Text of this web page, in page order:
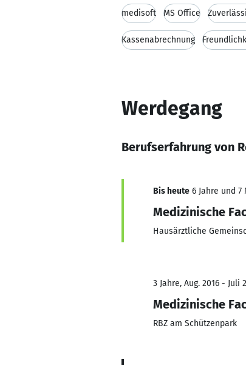
medisoft MS Office
Kassenabrechnung
Werdegang
Berufserfahrung von
Bis heute 6 Jahre und 7
Medizinische
Hausärztliche
3 Jahre, Aug. 2016 - Juli
Medizinische
RBZ am Schützenpark